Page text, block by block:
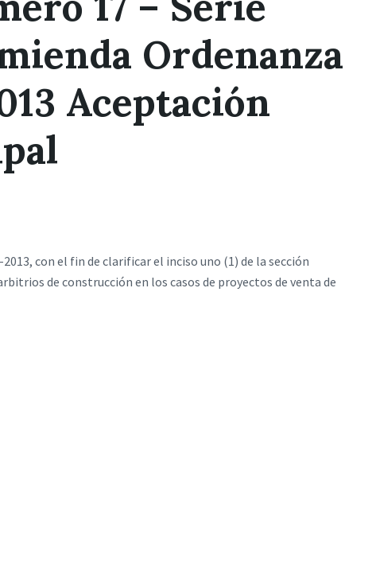
Ordenanza
Aceptación
con el fin de clarificar el inciso uno (1) de la sección
de construcción en los casos de proyectos de venta de